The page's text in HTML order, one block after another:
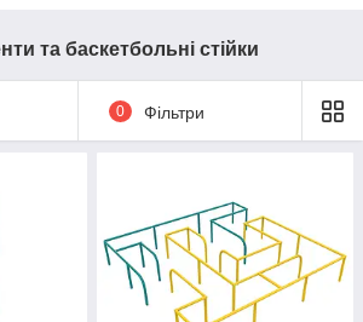
та баскетбольні стійки
0 Фільтри